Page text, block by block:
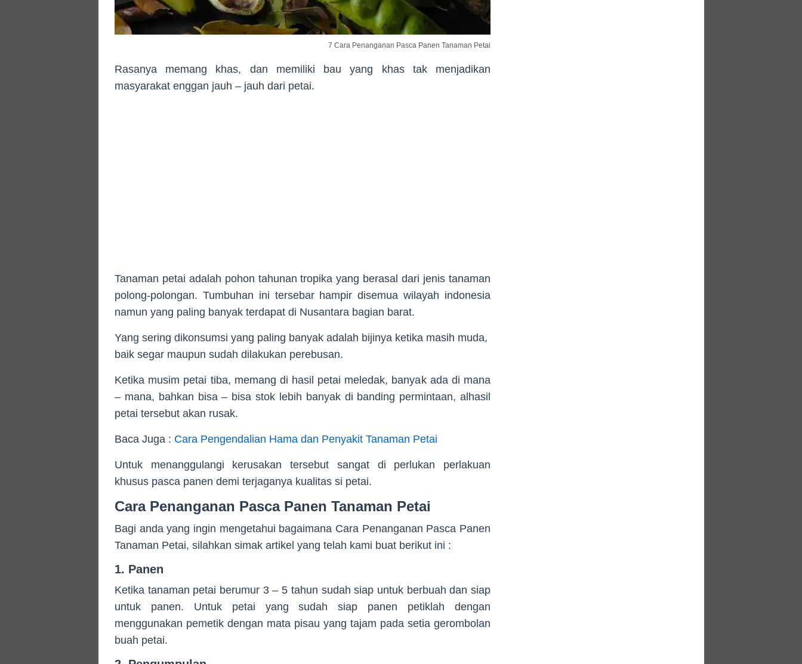
7 Cara Penanganan Pasca Panen Tanaman Petai
Rasanya memang khas, dan memiliki bau yang khas tak menjadikan
masyarakat enggan jauh – jauh dari petai.
Tanaman petai adalah pohon tahunan tropika yang berasal dari jenis tanaman
polong-polongan. Tumbuhan ini tersebar hampir disemua wilayah indonesia
namun yang paling banyak terdapat di Nusantara bagian barat.
Yang sering dikonsumsi yang paling banyak adalah bijinya ketika masih muda,
baik segar maupun sudah dilakukan perebusan.
Ketika musim petai tiba, memang di hasil petai meledak, banyak ada di mana
– mana, bahkan bisa – bisa stok lebih banyak di banding permintaan, alhasil
petai tersebut akan rusak.
Baca Juga : Cara Pengendalian Hama dan Penyakit Tanaman Petai
Untuk menanggulangi kerusakan tersebut sangat di perlukan perlakuan
khusus pasca panen demi terjaganya kualitas si petai.
Cara Penanganan Pasca Panen Tanaman Petai
Bagi anda yang ingin mengetahui bagaimana Cara Penanganan Pasca Panen
Tanaman Petai, silahkan simak artikel yang telah kami buat berikut ini :
1. Panen
Ketika tanaman petai berumur 3 – 5 tahun sudah siap untuk berbuah dan siap
untuk panen. Untuk petai yang sudah siap panen petiklah dengan
menggunakan pemetik dengan mata pisau yang tajam pada setia gerombolan
buah petai.